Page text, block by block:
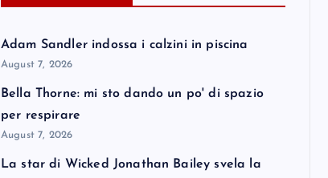
Adam Sandler indossa i calzini in piscina
August 7, 2026
Bella Thorne: mi sto dando un po' di spazio
per respirare
August 7, 2026
La star di Wicked Jonathan Bailey svela la